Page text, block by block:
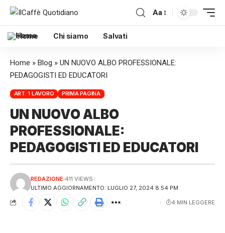
Aa
Home Chi siamo Salvati
Home » Blog » UN NUOVO ALBO PROFESSIONALE:
PEDAGOGISTI ED EDUCATORI
ART. 1 LAVORO PRIMA PAGINA
UN NUOVO ALBO
PROFESSIONALE:
PEDAGOGISTI ED EDUCATORI
ULTIMO AGGIORNAMENTO: LUGLIO 27, 2024 8:54 PM
REDAZIONE 411 VIEWS
4 MIN LEGGERE